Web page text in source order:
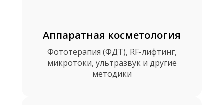
Аппаратная косметология
Фототерапия (ФДТ), RF-лифтинг,
микротоки, ультразвук и другие
методики